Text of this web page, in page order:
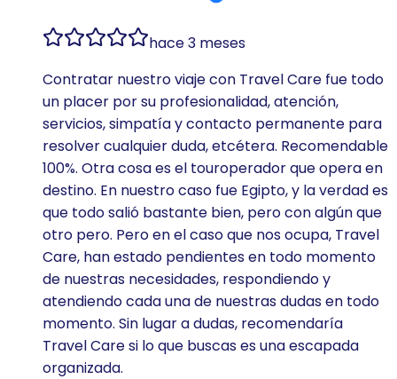
hace 3 meses
Contratar nuestro viaje con Travel Care fue todo
un placer por su profesionalidad, atención,
servicios, simpatía y contacto permanente para
resolver cualquier duda, etcétera. Recomendable
100%. Otra cosa es el touroperador que opera en
destino. En nuestro caso fue Egipto, y la verdad es
que todo salió bastante bien, pero con algún que
otro pero. Pero en el caso que nos ocupa, Travel
Care, han estado pendientes en todo momento
de nuestras necesidades, respondiendo y
atendiendo cada una de nuestras dudas en todo
momento. Sin lugar a dudas, recomendaría
Travel Care si lo que buscas es una escapada
organizada.